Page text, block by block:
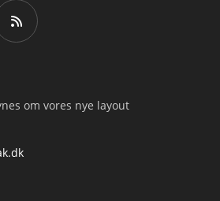
om vores nye layout
Opens